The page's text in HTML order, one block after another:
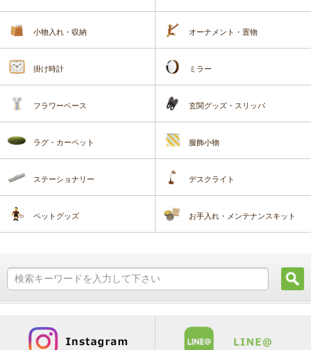
小物入れ・収納 オーナメント・置物
掛け時計 ミラー
フラワーベース 玄関グッズ・スリッパ
ラグ・カーペット 服飾小物
ステーショナリー デスクライト
ペットグッズ お手入れ・メンテナンスキット